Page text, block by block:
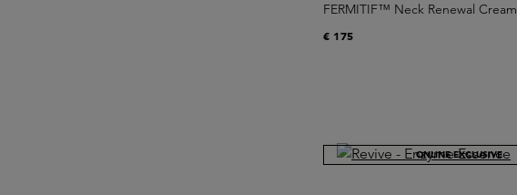
FERMITIF™ Neck Renewal Cream
€ 175
ONLINE EXCLUSIVE